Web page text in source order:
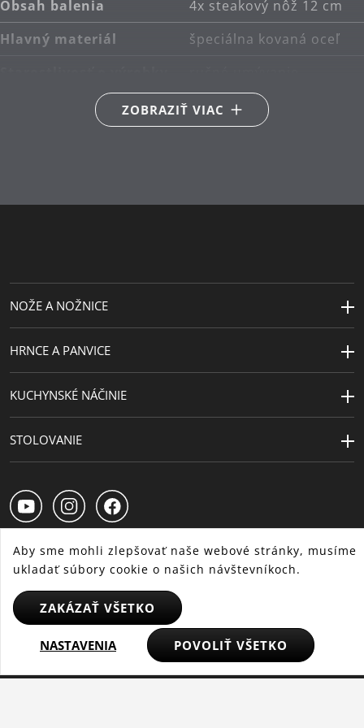
Čistenie noža: ručné umývanie.
Vyrobené v Nemecku: nôž v prémiovej kvalite.
Obsah balenia
4x steakový nôž 12 cm
Hlavný materiál
špeciálna kovaná oceľ
Nemecko
ZOBRAZIŤ VIAC
NOŽE A NOŽNICE
HRNCE A PANVICE
KUCHYNSKÉ NÁČINIE
STOLOVANIE
© 2025 WMF – Všetky práva vyhradené
Aby sme mohli zlepšovať naše webové stránky, musíme
ukladať súbory cookie o našich návštevníkoch.
ZAKÁZAŤ VŠETKO
NASTAVENIA POVOLIŤ VŠETKO